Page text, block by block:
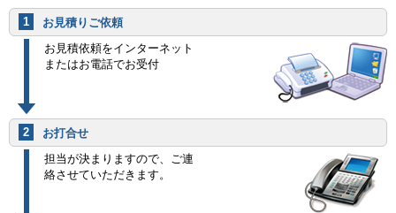
1
お見積りご依頼
お見積依頼をインターネット
またはお電話でお受付
2
お打合せ
担当が決まりますので、ご連
絡させていただきます。